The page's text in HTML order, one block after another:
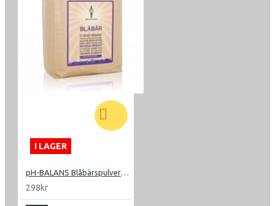
I LAGER
pH-BALANS Blåbärspulver 500g
298kr